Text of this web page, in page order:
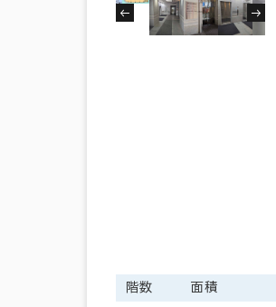
階数 面積